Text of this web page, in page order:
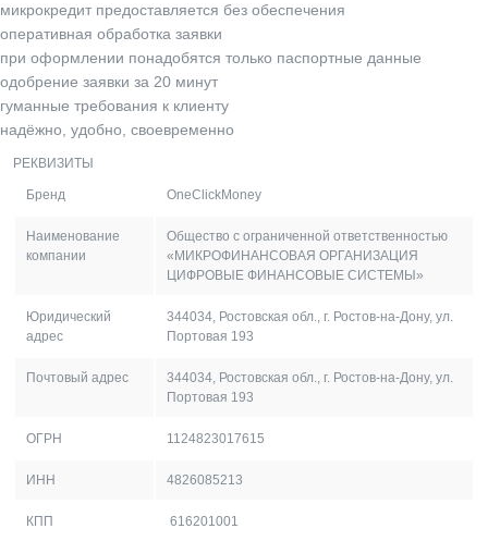
микрокредит предоставляется без обеспечения
оперативная обработка заявки
при оформлении понадобятся только паспортные данные
одобрение заявки за 20 минут
гуманные требования к клиенту
надёжно, удобно, своевременно
РЕКВИЗИТЫ
Бренд OneClickMoney
Наименование
компании
Общество с ограниченной ответственностью
«МИКРОФИНАНСОВАЯ ОРГАНИЗАЦИЯ
ЦИФРОВЫЕ ФИНАНСОВЫЕ СИСТЕМЫ»
Юридический
адрес
344034, Ростовская обл., г. Ростов-на-Дону, ул.
Портовая 193
Почтовый адрес
344034, Ростовская обл., г. Ростов-на-Дону, ул.
Портовая 193
ОГРН 1124823017615
ИНН 4826085213
КПП 616201001